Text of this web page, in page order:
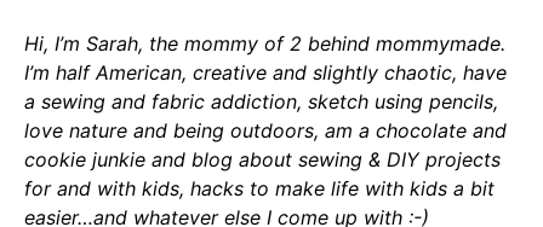
Hi, I’m Sarah, the mommy of 2 behind mommymade.
I’m half American, creative and slightly chaotic, have
a sewing and fabric addiction, sketch using pencils,
love nature and being outdoors, am a chocolate and
cookie junkie and blog about sewing & DIY projects
for and with kids, hacks to make life with kids a bit
easier…and whatever else I come up with :-)